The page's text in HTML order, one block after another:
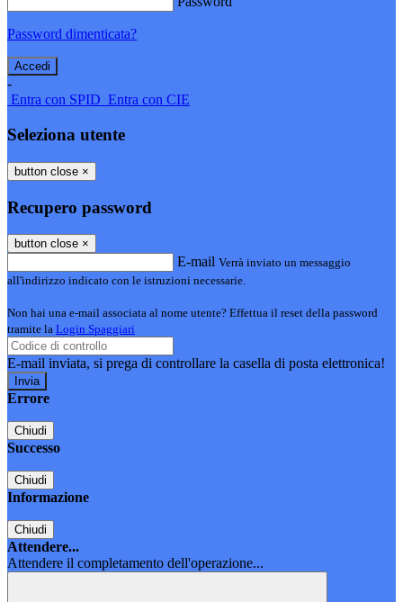
Password dimenticata?
-
Entra con SPID Entra con CIE
Seleziona utente
button close ×
Recupero password
button close ×
E-mail Verrà inviato un messaggio
all'indirizzo indicato con le istruzioni necessarie.
Non hai una e-mail associata al nome utente? Effettua il reset della password
tramite la Login Spaggiari
E-mail inviata, si prega di controllare la casella di posta elettronica!
Errore
Chiudi
Successo
Chiudi
Informazione
Chiudi
Attendere...
Attendere il completamento dell'operazione...